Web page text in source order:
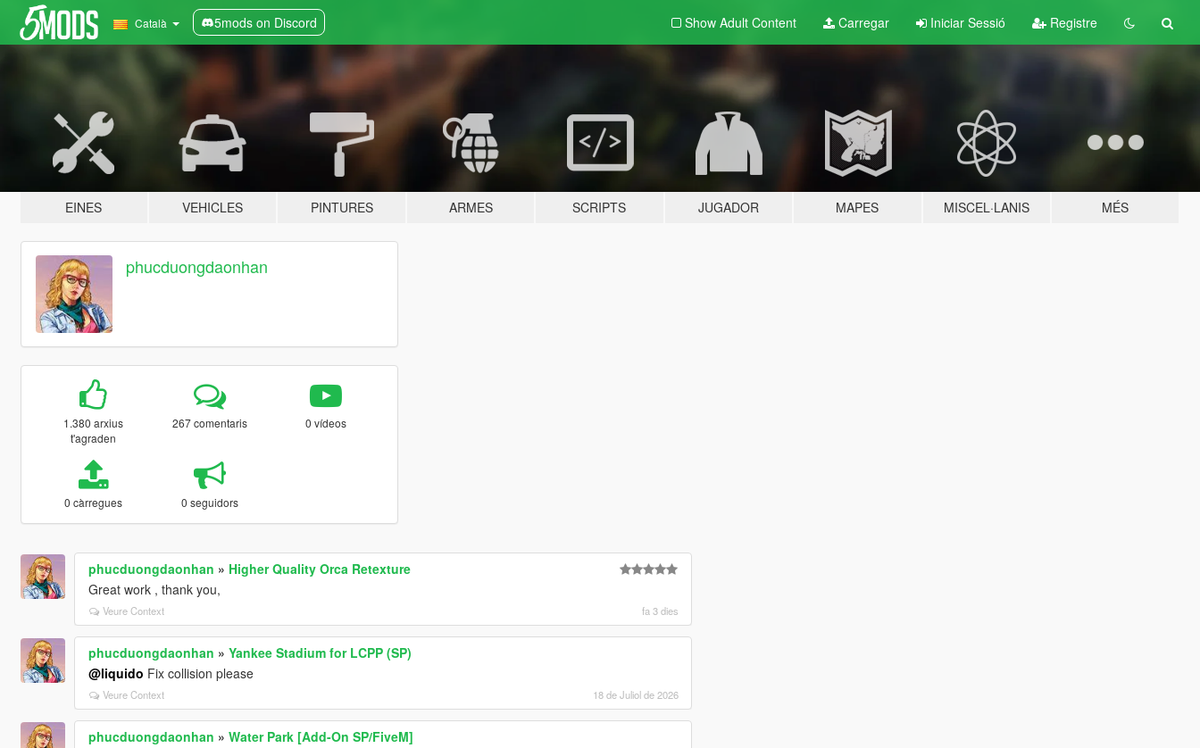
Català 5mods on Discord Show Adult Content Carregar Iniciar Sessió Registre
EINES VEHICLES PINTURES ARMES SCRIPTS JUGADOR MAPES MISCEL·LANIS MÉS
phucduongdaonhan
1.380 arxius
t'agraden
267 comentaris 0 vídeos
0 càrregues 0 seguidors
phucduongdaonhan » Higher Quality Orca Retexture
Great work , thank you,
Veure Context fa 3 dies
phucduongdaonhan » Yankee Stadium for LCPP (SP)
@liquido Fix collision please
Veure Context 18 de Juliol de 2026
phucduongdaonhan » Water Park [Add-On SP/FiveM]